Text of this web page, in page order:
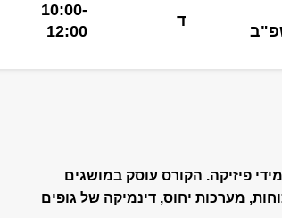
ד
10:00-
12:00
פיזיקה. הקורס עוסק במושגים
מערכות יחוס, דינמיקה של גופים